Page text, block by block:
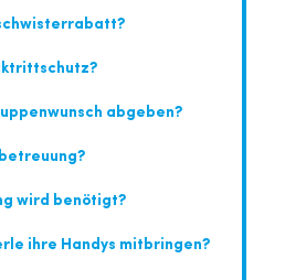
abgeben?
wird benötigt?
ihre Handys mitbringen?